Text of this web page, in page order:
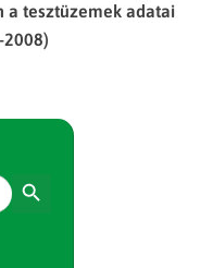
a tesztüzemek adatai